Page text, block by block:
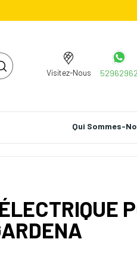
Visitez-Nous 52962962
Qui Sommes-